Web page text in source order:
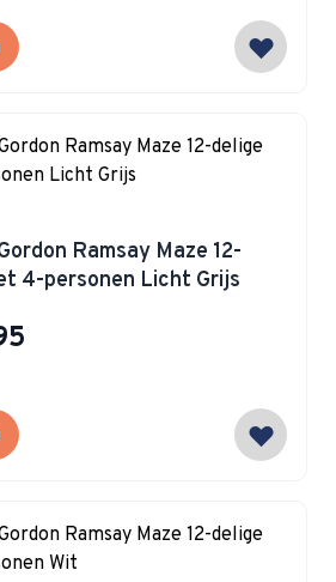
Ramsay Maze 12-
4-personen Licht Grijs